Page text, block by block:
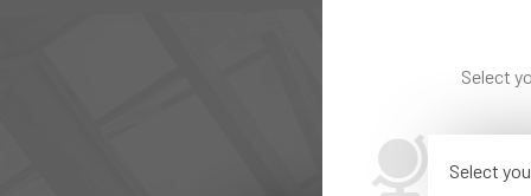
Select
Select